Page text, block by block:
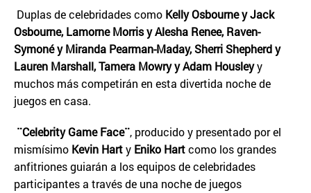
Duplas de celebridades como Kelly Osbourne y Jack
Osbourne, Lamorne Morris y Alesha Renee, Raven-
Symoné y Miranda Pearman-Maday, Sherri Shepherd y
Lauren Marshall, Tamera Mowry y Adam Housleyy
muchos más competirán en esta divertida noche de
juegos en casa.
¨Celebrity Game Face¨, producido y presentado por el
mismísimo Kevin Harty Eniko Hartcomo los grandes
anfitriones guiarán a los equipos de celebridades
participantes a través de una noche de juegos